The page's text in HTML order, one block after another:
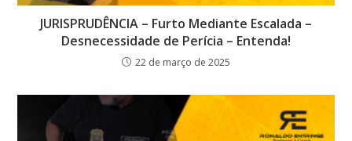
JURISPRUDÊNCIA – Furto Mediante Escalada –
Desnecessidade de Perícia – Entenda!
22 de março de 2025